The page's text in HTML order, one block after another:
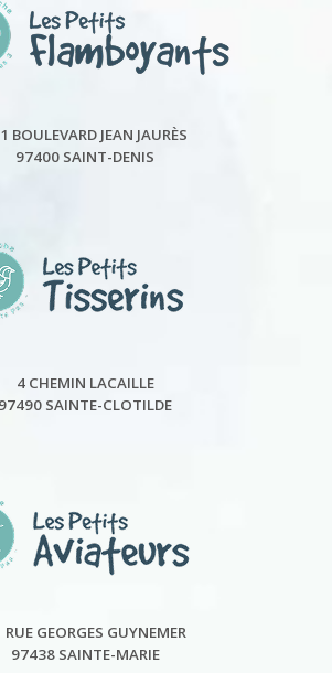
BOULEVARD JEAN JAURÈS
97400 SAINT-DENIS
4 CHEMIN LACAILLE
97490 SAINTE-CLOTILDE
RUE GEORGES GUYNEMER
97438 SAINTE-MARIE